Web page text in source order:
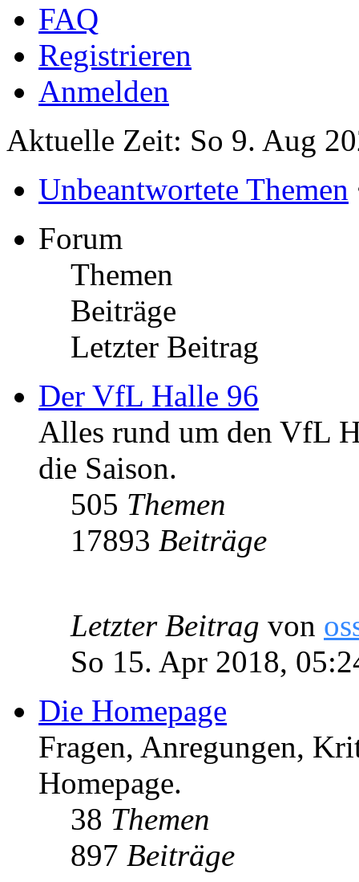
FAQ
Registrieren
Anmelden
Aktuelle Zeit: So 9. Aug
Unbeantwortete Themen
Forum
Themen
Beiträge
Letzter Beitrag
Der VfL Halle 96
Alles rund um den VfL
die Saison.
505 Themen
17893 Beiträge
Letzter Beitrag von
So 15. Apr 2018,
Die Homepage
Fragen, Anregungen,
Homepage.
38 Themen
897 Beiträge